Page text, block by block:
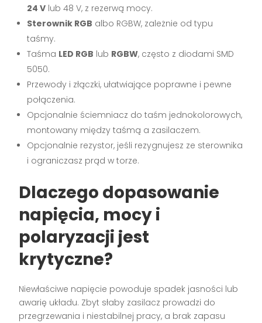
24 V lub 48 V, z rezerwą mocy.
Sterownik RGB albo RGBW, zależnie od typu
taśmy.
Taśma LED RGB lub RGBW, często z diodami SMD
5050.
Przewody i złączki, ułatwiające poprawne i pewne
połączenia.
Opcjonalnie ściemniacz do taśm jednokolorowych,
montowany między taśmą a zasilaczem.
Opcjonalnie rezystor, jeśli rezygnujesz ze sterownika
i ograniczasz prąd w torze.
Dlaczego dopasowanie
napięcia, mocy i
polaryzacji jest
krytyczne?
Niewłaściwe napięcie powoduje spadek jasności lub
awarię układu. Zbyt słaby zasilacz prowadzi do
przegrzewania i niestabilnej pracy, a brak zapasu